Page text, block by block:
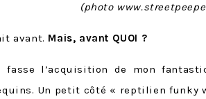
(photo
avant. Mais, avant QUOI ?
fasse l’acquisition de mon
Un petit côté « reptilien funky